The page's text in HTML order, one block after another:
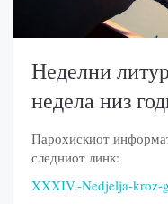
Неделни
недела низ
Парохискиот
следниот линк:
XXXIV.-Nedjelja-kroz-